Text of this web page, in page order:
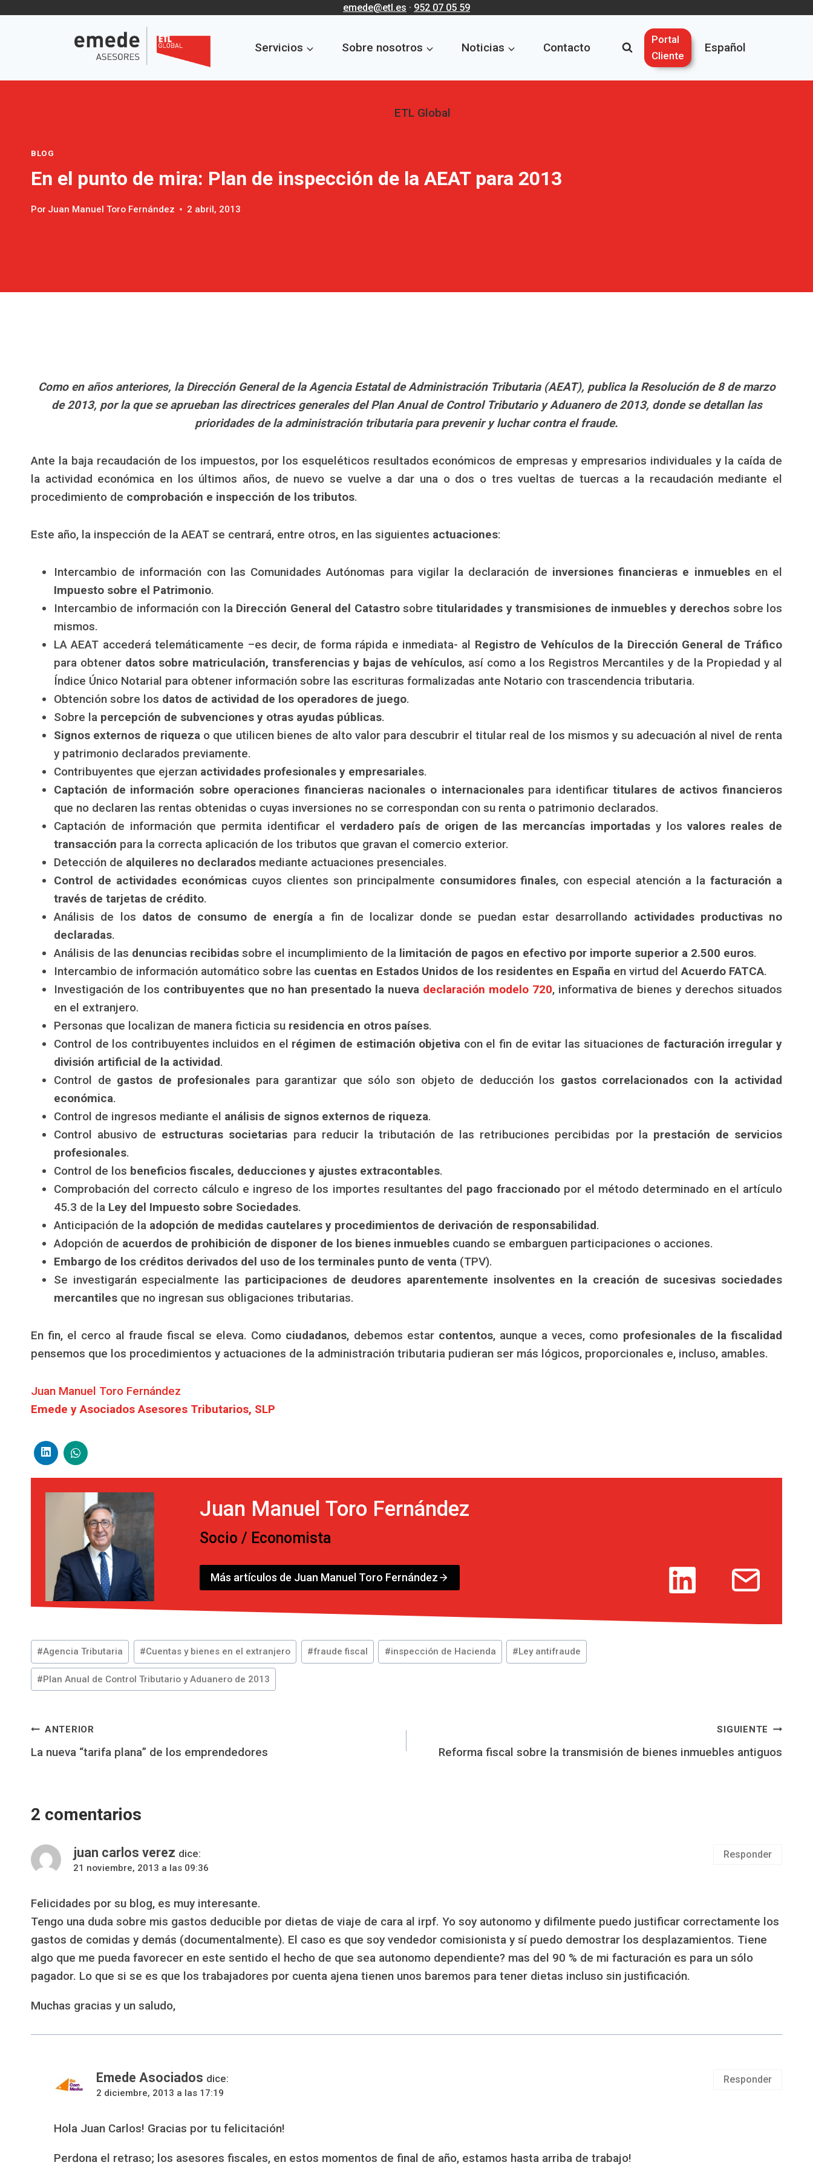
emede@etl.es · 952 07 05 59
Servicios Sobre nosotros Noticias Contacto
ETL Global
Portal
Cliente
Español
BLOG
En el punto de mira: Plan de inspección de la AEAT para 2013
Por Juan Manuel Toro Fernández 2 abril, 2013
Como en años anteriores, la Dirección General de la Agencia Estatal de Administración Tributaria (AEAT), publica la Resolución de 8 de marzo
de 2013, por la que se aprueban las directrices generales del Plan Anual de Control Tributario y Aduanero de 2013, donde se detallan las
prioridades de la administración tributaria para prevenir y luchar contra el fraude.
Ante la baja recaudación de los impuestos, por los esqueléticos resultados económicos de empresas y empresarios individuales y la caída de
la actividad económica en los últimos años, de nuevo se vuelve a dar una o dos o tres vueltas de tuercas a la recaudación mediante el
procedimiento de comprobación e inspección de los tributos.
Este año, la inspección de la AEAT se centrará, entre otros, en las siguientes actuaciones:
Intercambio de información con las Comunidades Autónomas para vigilar la declaración de inversiones financieras e inmueblesen el
Impuesto sobre el Patrimonio.
Intercambio de información con la Dirección General del Catastrosobretitularidades y transmisiones de inmuebles y derechos sobre los
mismos.
LA AEAT accederá telemáticamente –es decir, de forma rápida e inmediata- al Registro de Vehículos de la Dirección General de Tráfico
para obtener datos sobre matriculación, transferencias y bajas de vehículos, así como a los Registros Mercantiles y de la Propiedad y al
Índice Único Notarial para obtener información sobre las escrituras formalizadas ante Notario con trascendencia tributaria.
Obtención sobre los datos de actividad de los operadores de juego.
Sobre la percepción de subvenciones y otras ayudas públicas.
Signos externos de riquezao que utilicen bienes de alto valor para descubrir el titular real de los mismos y su adecuación al nivel de renta
y patrimonio declarados previamente.
Contribuyentes que ejerzan actividades profesionales y empresariales.
Captación de información sobre operaciones financieras nacionales o internacionalespara identificartitulares de activos financieros
que no declaren las rentas obtenidas o cuyas inversiones no se correspondan con su renta o patrimonio declarados.
Captación de información que permita identificar el verdadero país de origen de las mercancías importadas y losvalores reales de
transacción para la correcta aplicación de los tributos que gravan el comercio exterior.
Detección de alquileres no declarados mediante actuaciones presenciales.
Control de actividades económicascuyos clientes son principalmente consumidores finales, con especial atención a lafacturación a
través de tarjetas de crédito.
Análisis de los datos de consumo de energíaa fin de localizar donde se puedan estar desarrollando actividades productivas no
declaradas.
Análisis de las denuncias recibidas sobre el incumplimiento de la limitación de pagos en efectivo por importe superior a 2.500 euros.
Intercambio de información automático sobre las cuentas en Estados Unidos de los residentes en España en virtud delAcuerdo FATCA.
Investigación de los contribuyentes que no han presentado la nueva declaración modelo 720, informativa de bienes y derechos situados
en el extranjero.
Personas que localizan de manera ficticia su residencia en otros países.
Control de los contribuyentes incluidos en el régimen de estimación objetiva con el fin de evitar las situaciones de facturación irregular y
división artificial de la actividad.
Control de gastos de profesionales para garantizar que sólo son objeto de deducción los gastos correlacionados con la actividad
económica.
Control de ingresos mediante el análisis de signos externos de riqueza.
Control abusivo de estructuras societarias para reducir la tributación de las retribuciones percibidas por la prestación de servicios
profesionales.
Control de los beneficios fiscales, deducciones y ajustes extracontables.
Comprobación del correcto cálculo e ingreso de los importes resultantes del pago fraccionadopor el método determinado en el artículo
45.3 de la Ley del Impuesto sobre Sociedades.
Anticipación de la adopción de medidas cautelares y procedimientos de derivación de responsabilidad.
Adopción de acuerdos de prohibición de disponer de los bienes inmuebles cuando se embarguen participaciones o acciones.
Embargo de los créditos derivados del uso de los terminales punto de venta (TPV).
Se investigarán especialmente las participaciones de deudores aparentemente insolventes en la creación de sucesivas sociedades
mercantiles que no ingresan sus obligaciones tributarias.
En fin, el cerco al fraude fiscal se eleva. Como ciudadanos, debemos estar contentos, aunque a veces, como profesionales de la fiscalidad
pensemos que los procedimientos y actuaciones de la administración tributaria pudieran ser más lógicos, proporcionales e, incluso, amables.
Juan Manuel Toro Fernández
Emede y Asociados Asesores Tributarios, SLP
Juan Manuel Toro Fernández
Socio / Economista
Más artículos de Juan Manuel Toro Fernández
Etiquetas
de
la
#Agencia Tributaria #Cuentas y bienes en el extranjero #fraude fiscal #inspección de Hacienda #Ley antifraude
#Plan Anual de Control Tributario y Aduanero de 2013
Navegación
de
ANTERIOR
La nueva “tarifa plana” de los emprendedores
SIGUIENTE
Reforma fiscal sobre la transmisión de bienes inmuebles antiguos
2 comentarios
juan carlos verez dice:
21 noviembre, 2013 a las 09:36
Felicidades por su blog, es muy interesante.
Tengo una duda sobre mis gastos deducible por dietas de viaje de cara al irpf. Yo soy autonomo y difilmente puedo justificar correctamente los
gastos de comidas y demás (documentalmente). El caso es que soy vendedor comisionista y sí puedo demostrar los desplazamientos. Tiene
algo que me pueda favorecer en este sentido el hecho de que sea autonomo dependiente? mas del 90 % de mi facturación es para un sólo
pagador. Lo que si se es que los trabajadores por cuenta ajena tienen unos baremos para tener dietas incluso sin justificación.
Muchas gracias y un saludo,
Responder
Emede Asociados dice:
2 diciembre, 2013 a las 17:19
Hola Juan Carlos! Gracias por tu felicitación!
Perdona el retraso; los asesores fiscales, en estos momentos de final de año, estamos hasta arriba de trabajo!
Responder